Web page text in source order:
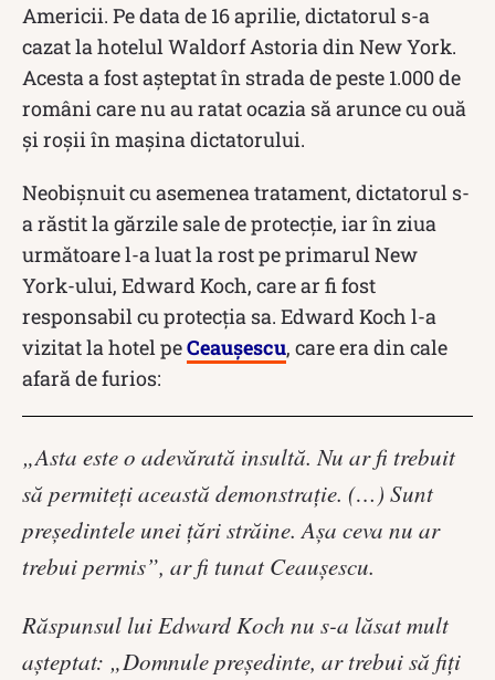
Americii. Pe data de 16 aprilie, dictatorul s-a
cazat la hotelul Waldorf Astoria din New York.
Acesta a fost așteptat în strada de peste 1.000 de
români care nu au ratat ocazia să arunce cu ouă
și roșii în mașina dictatorului.
Neobișnuit cu asemenea tratament, dictatorul s-
a răstit la gărzile sale de protecţie, iar în ziua
următoare l-a luat la rost pe primarul New
York-ului, Edward Koch, care ar fi fost
responsabil cu protecția sa. Edward Koch l-a
vizitat la hotel peCeaușescu, care era din cale
afară de furios:
„Asta este o adevărată insultă. Nu ar fi trebuit
să permiteţi această demonstraţie. (…) Sunt
președintele unei țări străine. Așa ceva nu ar
trebui permis”, ar fi tunat Ceaușescu.
Răspunsul lui Edward Koch nu s-a lăsat mult
așteptat: „Domnule preşedinte, ar trebui să fiţi